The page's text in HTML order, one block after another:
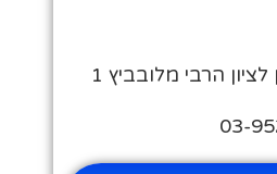
הרבי מלובביץ 1